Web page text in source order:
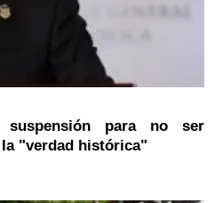
suspensión para no ser
"verdad histórica"